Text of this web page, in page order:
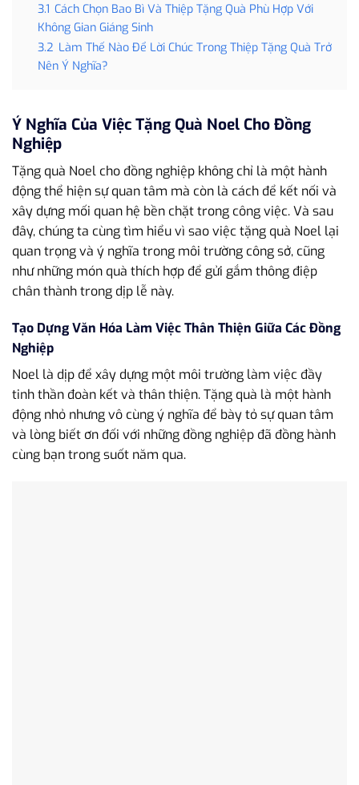
3.1 Cách Chọn Bao Bì Và Thiệp Tặng Quà Phù Hợp Với
Không Gian Giáng Sinh
3.2 Làm Thế Nào Để Lời Chúc Trong Thiệp Tặng Quà Trở
Nên Ý Nghĩa?
Ý Nghĩa Của Việc Tặng Quà Noel Cho Đồng
Nghiệp
Tặng quà Noel cho đồng nghiệp không chỉ là một hành
động thể hiện sự quan tâm mà còn là cách để kết nối và
xây dựng mối quan hệ bền chặt trong công việc. Và sau
đây, chúng ta cùng tìm hiểu vì sao việc tặng quà Noel lại
quan trọng và ý nghĩa trong môi trường công sở, cũng
như những món quà thích hợp để gửi gắm thông điệp
chân thành trong dịp lễ này.
Tạo Dựng Văn Hóa Làm Việc Thân Thiện Giữa Các Đồng
Nghiệp
Noel là dịp để xây dựng một môi trường làm việc đầy
tinh thần đoàn kết và thân thiện. Tặng quà là một hành
động nhỏ nhưng vô cùng ý nghĩa để bày tỏ sự quan tâm
và lòng biết ơn đối với những đồng nghiệp đã đồng hành
cùng bạn trong suốt năm qua.